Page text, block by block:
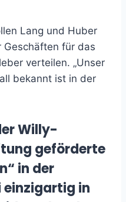
Lang und Huber
Geschäften für das
verteilen. „Unser
bekannt ist in der
Willy-
geförderte
in der
einzigartig in